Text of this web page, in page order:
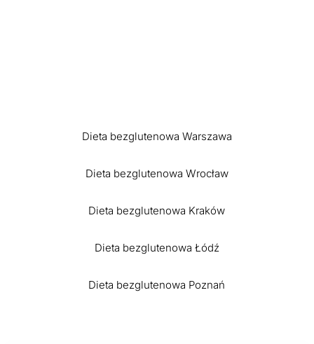
Dieta bezglutenowa Warszawa
Dieta bezglutenowa Wrocław
Dieta bezglutenowa Kraków
Dieta bezglutenowa Łódź
Dieta bezglutenowa Poznań